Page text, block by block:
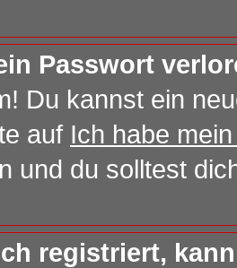
Passwort
Du kannst ein
auf Ich habe
und du solltest
registriert,